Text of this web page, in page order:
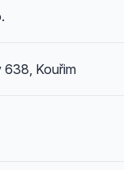
638, Kouřim